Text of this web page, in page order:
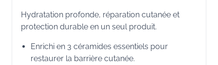
Hydratation profonde, réparation cutanée et
protection durable en un seul produit.
Enrichi en 3 céramides essentiels pour
restaurer la barrière cutanée.